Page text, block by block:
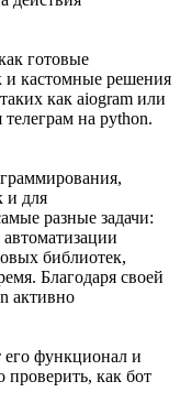
готовые
и кастомные решения
как aiogram или
на python.
и для
разные задачи:
библиотек,
Благодаря своей
активно
его функционал и
как бот